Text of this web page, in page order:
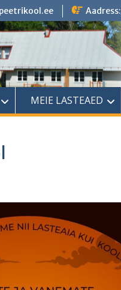
Aadress:
MEIE LASTEAED